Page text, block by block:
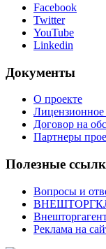
Facebook
Twitter
YouTube
Linkedin
Документы
О проекте
Лицензионное
Договор на
Партнеры
Полезные
Вопросы и
Реклама на